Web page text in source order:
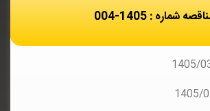
شماره : 1405-004